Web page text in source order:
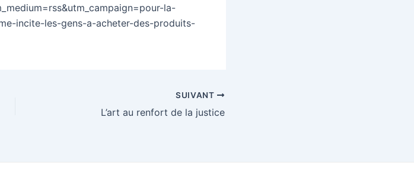
la-
incite-les-gens-a-acheter-des-produits-
SUIVANT
L’art au renfort de la justice